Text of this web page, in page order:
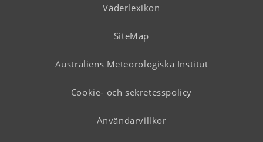
Väderlexikon
SiteMap
Australiens Meteorologiska Institut
Cookie- och sekretesspolicy
Användarvillkor